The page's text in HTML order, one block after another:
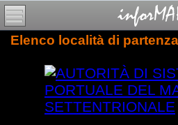
Elenco località di partenza